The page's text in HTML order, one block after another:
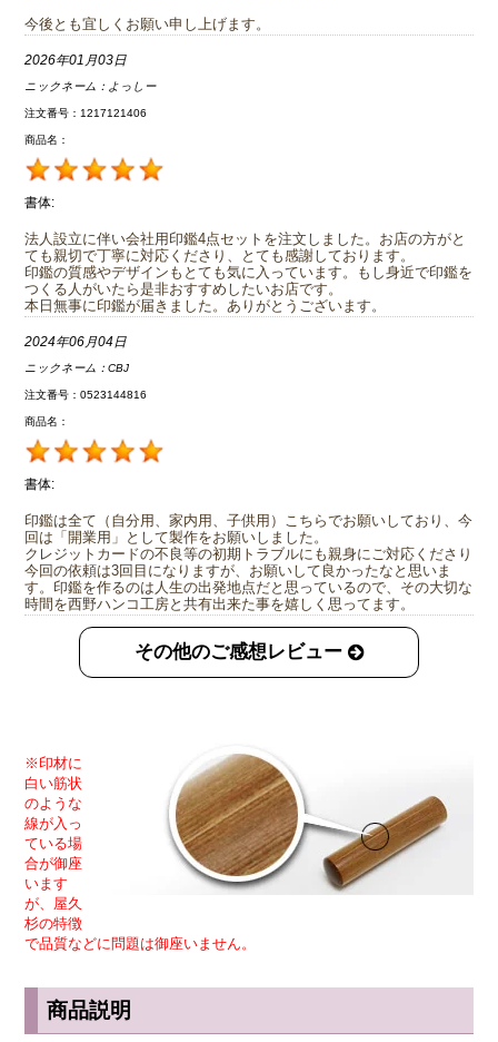
今後とも宜しくお願い申し上げます。
2026年01月03日
ニックネーム： よっしー
注文番号：1217121406
商品名：
書体:
法人設立に伴い会社用印鑑4点セットを注文しました。お店の方がと
ても親切で丁寧に対応くださり、とても感謝しております。
印鑑の質感やデザインもとても気に入っています。もし身近で印鑑を
つくる人がいたら是非おすすめしたいお店です。
本日無事に印鑑が届きました。ありがとうございます。
2024年06月04日
ニックネーム：CBJ
注文番号：0523144816
商品名：
書体:
印鑑は全て（自分用、家内用、子供用）こちらでお願いしており、今
回は「開業用」として製作をお願いしました。
クレジットカードの不良等の初期トラブルにも親身にご対応くださり
今回の依頼は3回目になりますが、お願いして良かったなと思いま
す。印鑑を作るのは人生の出発地点だと思っているので、その大切な
時間を西野ハンコ工房と共有出来た事を嬉しく思ってます。
その他のご感想レビュー
※印材に
白い筋状
のような
線が入っ
ている場
合が御座
います
が、屋久
杉の特徴
で品質などに問題は御座いません。
商品説明